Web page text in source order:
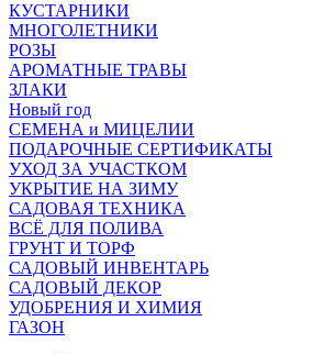
КУСТАРНИКИ
МНОГОЛЕТНИКИ
РОЗЫ
АРОМАТНЫЕ ТРАВЫ
ЗЛАКИ
Новый год
СЕМЕНА и МИЦЕЛИИ
ПОДАРОЧНЫЕ СЕРТИФИКАТЫ
УХОД ЗА УЧАСТКОМ
УКРЫТИЕ НА ЗИМУ
САДОВАЯ ТЕХНИКА
ВСЁ ДЛЯ ПОЛИВА
ГРУНТ И ТОРФ
САДОВЫЙ ИНВЕНТАРЬ
САДОВЫЙ ДЕКОР
УДОБРЕНИЯ И ХИМИЯ
ГАЗОН